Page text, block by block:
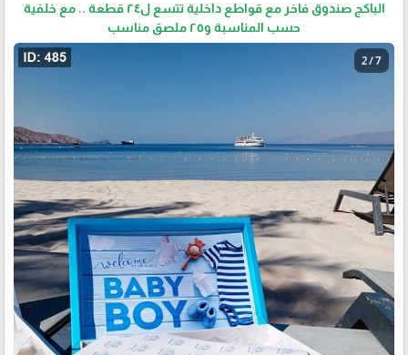
الباكج صندوق فاخر مع قواطع داخلية تتسع ل٢٤ قطعة .. مع خلفية
حسب المناسبة و٢٥ ملصق مناسب
2 / 7